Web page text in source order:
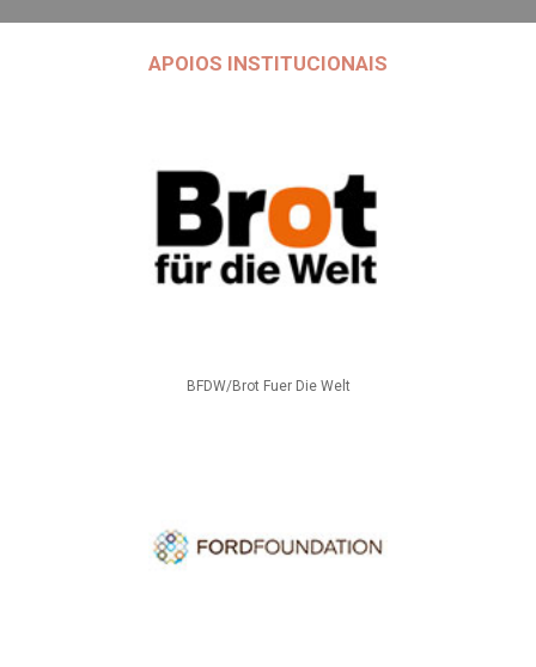
APOIOS INSTITUCIONAIS
BFDW/Brot Fuer Die Welt